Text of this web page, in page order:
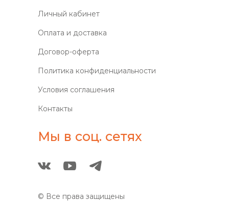
Личный кабинет
Оплата и доставка
Договор-оферта
Политика конфиденциальности
Условия соглашения
Контакты
Мы в соц. сетях
© Все права защищены